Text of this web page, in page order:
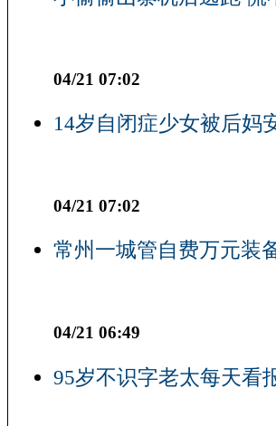
04/21 07:02
14岁自闭症少女被后妈
04/21 07:02
常州一城管自费万元装
04/21 06:49
95岁不识字老太每天看